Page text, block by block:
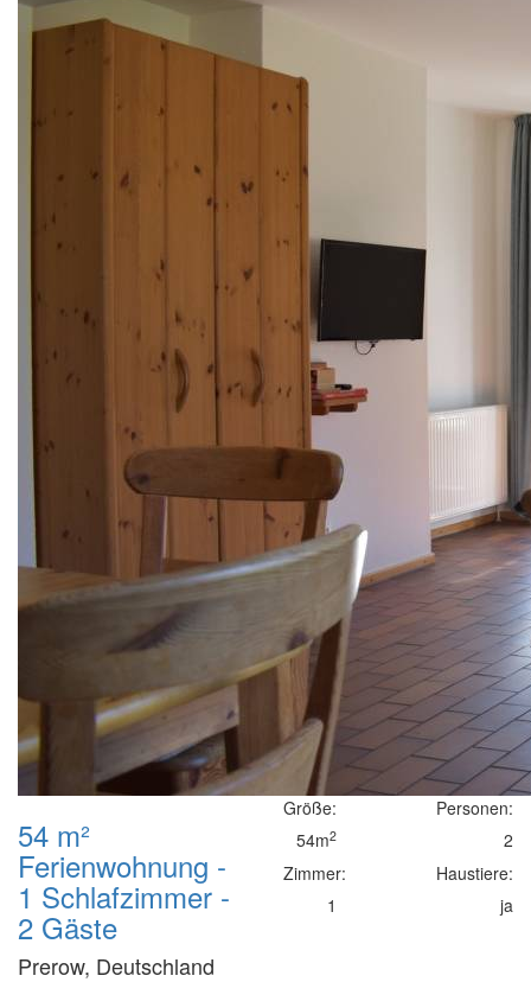
54 m²
Ferienwohnung -
1 Schlafzimmer -
2 Gäste
Prerow, Deutschland
Größe:
54m2
Zimmer:
1
Personen:
2
Haustiere:
ja